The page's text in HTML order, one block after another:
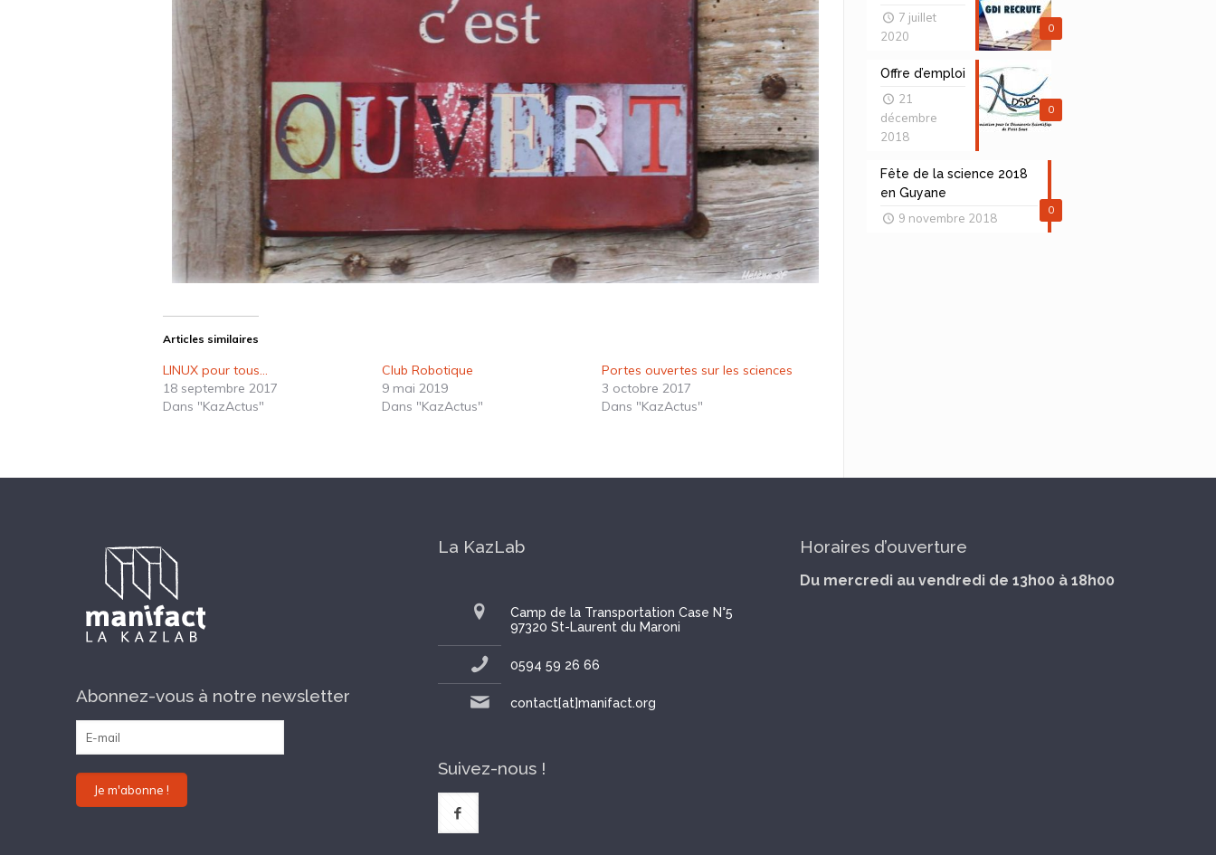
Articles similaires
LINUX pour tous…
18 septembre 2017
Dans "KazActus"
Club Robotique
9 mai 2019
Dans "KazActus"
Portes ouvertes sur les sciences
3 octobre 2017
Dans "KazActus"
0
7 juillet
2020
0
Offre d’emploi
21
décembre
2018
0
Fête de la science 2018
en Guyane
9 novembre 2018
Abonnez-vous à notre newsletter
La KazLab
Camp de la Transportation Case N°5
97320 St-Laurent du Maroni
0594 59 26 66
contact[at]manifact.org
Suivez-nous !
Horaires d’ouverture
Du mercredi au vendredi de 13h00 à 18h00